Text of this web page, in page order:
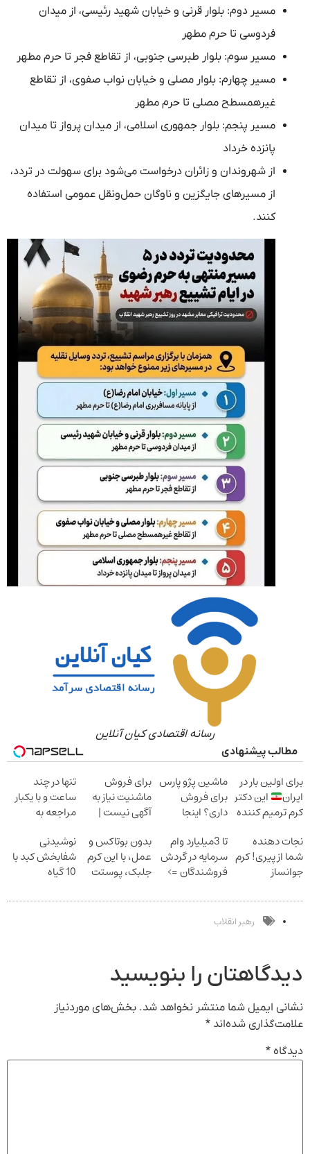
مسیر دوم: بلوار قرنی و خیابان شهید رئیسی، از میدان
فردوسی تا حرم مطهر
مسیر سوم: بلوار طبرسی جنوبی، از تقاطع فجر تا حرم مطهر
مسیر چهارم: بلوار مصلی و خیابان نواب صفوی، از تقاطع
غیرهمسطح مصلی تا حرم مطهر
مسیر پنجم: بلوار جمهوری اسلامی، از میدان پرواز تا میدان
پانزده خرداد
از شهروندان و زائران درخواست می‌شود برای سهولت در تردد،
از مسیرهای جایگزین و ناوگان حمل‌ونقل عمومی استفاده
کنند.
رسانه اقتصادی کیان آنلاین
مطالب پیشنهادی
برای اولین بار در
ایران
این دکتر
کرم ترمیم کننده
ماشین پژو پارس
برای فروش
داری؟ اینجا
برای فروش
ماشنیت نیاز به
آگهی نیست |
بفروشش
تنها در چند
ساعت و با یکبار
مراجعه به
نجات دهنده
شما از پیری! کرم
جوانساز
تا 3میلیارد وام
سرمایه در گردش
فروشندگان =>
ثبت کن
بدون بوتاکس و
عمل، با این کرم
جلبک، پوستت
نوشیدنی
شفابخش کبد با
10 گیاه
امشب)
رهبر انقلاب
دیدگاهتان را بنویسید
نشانی ایمیل شما منتشر نخواهد شد. بخش‌های موردنیاز
علامت‌گذاری شده‌اند *
دیدگاه *